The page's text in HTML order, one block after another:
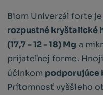
Biom Univerzál forte je
rozpustné kryštalické
(17,7 - 12 - 18) Mg a
prijateľnej forme.
účinkom podporujúce
Prítomnosť vyššieho